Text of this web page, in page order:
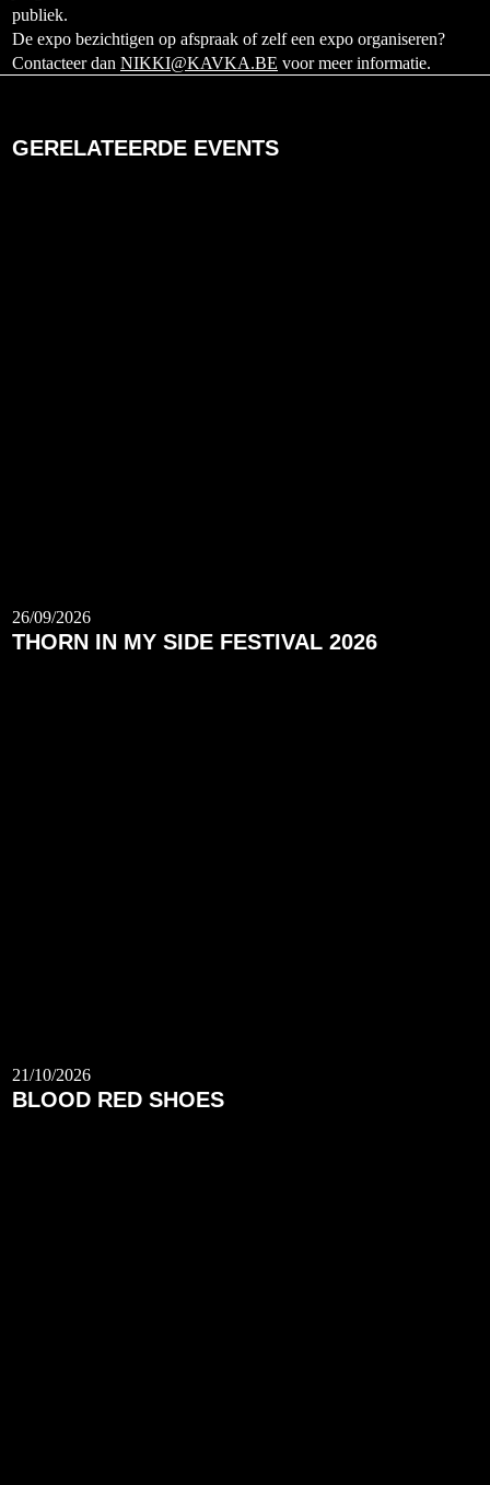
publiek.
De expo bezichtigen op afspraak of zelf een expo organiseren?
Contacteer dan NIKKI@KAVKA.BE voor meer informatie.
GERELATEERDE EVENTS
26/09/2026
THORN IN MY SIDE FESTIVAL 2026
21/10/2026
BLOOD RED SHOES